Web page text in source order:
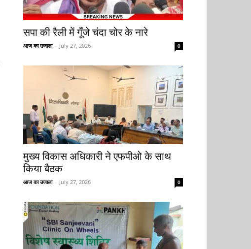
सपा की रैली में गूँजे चंदा चोर के नारे
आज का उजाला - July 27, 2026 0
मुख्य विकास अधिकारी ने एफपीओ के साथ
किया बैठक
आज का उजाला - July 27, 2026 0